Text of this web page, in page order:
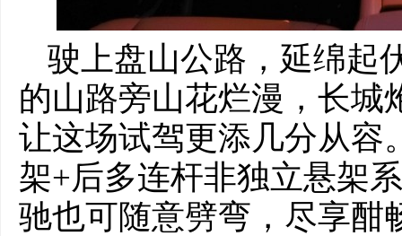
驶上盘山公路，延绵起
的山路旁山花烂漫，长城
让这场试驾更添几分从容
架+后多连杆非独立悬架
驰也可随意劈弯，尽享酣